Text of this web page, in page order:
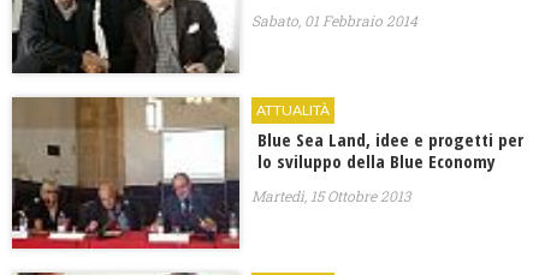
Sabato, 01 Febbraio 2014
ATTUALITÀ
Blue Sea Land, idee e progetti per
lo sviluppo della Blue Economy
Martedì, 15 Ottobre 2013